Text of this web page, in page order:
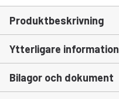
Produktbeskrivning
Ytterligare information
Bilagor och dokument